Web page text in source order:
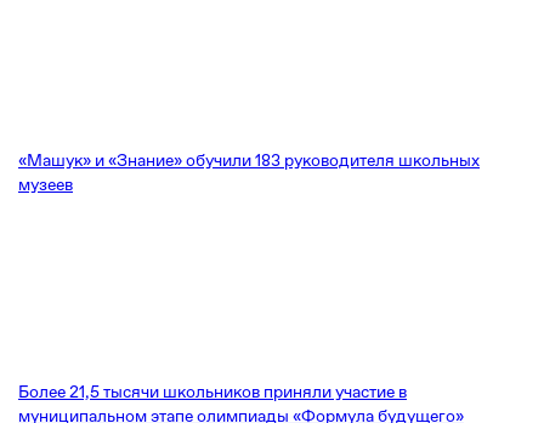
«Машук» и «Знание» обучили 183 руководителя школьных
музеев
Более 21,5 тысячи школьников приняли участие в
муниципальном этапе олимпиады «Формула будущего»